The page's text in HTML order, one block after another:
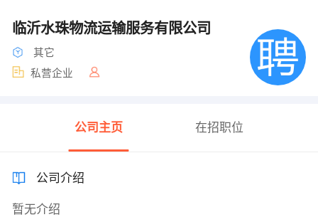
临沂水珠物流运输服务有限公司
其它
私营企业
公司主页 在招职位
公司介绍
暂无介绍